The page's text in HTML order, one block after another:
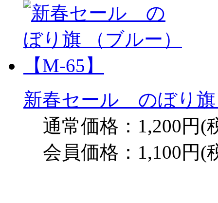
新春セール のぼり旗
通常価格：1,200円(
会員価格：1,100円(